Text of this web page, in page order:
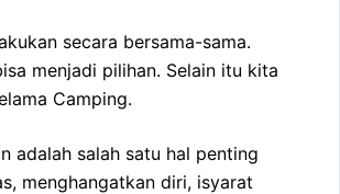
secara bersama-sama.
menjadi pilihan. Selain itu kita
Camping.
adalah salah satu hal penting
menghangatkan diri, isyarat